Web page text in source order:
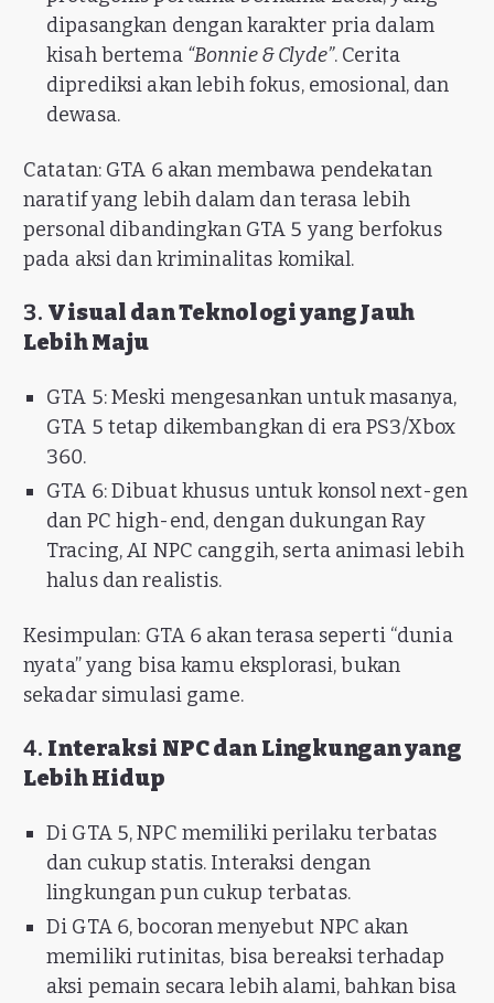
dipasangkan dengan karakter pria dalam
kisah bertema “Bonnie & Clyde”. Cerita
diprediksi akan lebih fokus, emosional, dan
dewasa.
Catatan: GTA 6 akan membawa pendekatan
naratif yang lebih dalam dan terasa lebih
personal dibandingkan GTA 5 yang berfokus
pada aksi dan kriminalitas komikal.
3. Visual dan Teknologi yang Jauh
Lebih Maju
GTA 5: Meski mengesankan untuk masanya,
GTA 5 tetap dikembangkan di era PS3/Xbox
360.
GTA 6: Dibuat khusus untuk konsol next-gen
dan PC high-end, dengan dukungan Ray
Tracing, AI NPC canggih, serta animasi lebih
halus dan realistis.
Kesimpulan: GTA 6 akan terasa seperti “dunia
nyata” yang bisa kamu eksplorasi, bukan
sekadar simulasi game.
4. Interaksi NPC dan Lingkungan yang
Lebih Hidup
Di GTA 5, NPC memiliki perilaku terbatas
dan cukup statis. Interaksi dengan
lingkungan pun cukup terbatas.
Di GTA 6, bocoran menyebut NPC akan
memiliki rutinitas, bisa bereaksi terhadap
aksi pemain secara lebih alami, bahkan bisa